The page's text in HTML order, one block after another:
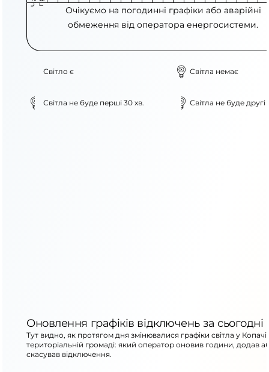
Очікуємо на погодинні графіки або аварійні
обмеження від оператора енергосистеми.
Світло є Світла немає
Світла не буде перші 30 хв. Світла не буде другі
Оновлення графіків відключень за сьогодні
Тут видно, як протягом дня змінювалися графіки світла у
територіальній громаді: який оператор оновив години, додав
скасував відключення.